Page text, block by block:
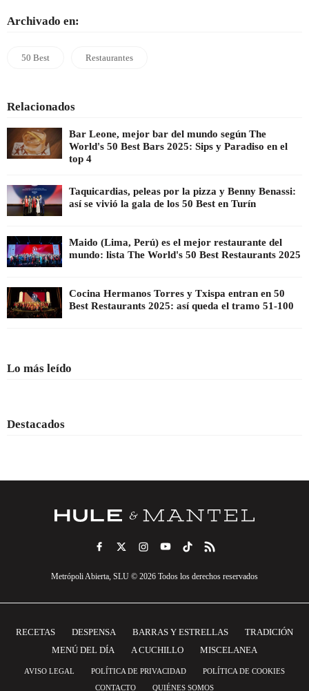
Archivado en:
50 Best Restaurantes
Relacionados
Bar Leone, mejor bar del mundo según The
World's 50 Best Bars 2025: Sips y Paradiso en el
top 4
Taquicardias, peleas por la pizza y Benny Benassi:
así se vivió la gala de los 50 Best en Turín
Maido (Lima, Perú) es el mejor restaurante del
mundo: lista The World's 50 Best Restaurants 2025
Cocina Hermanos Torres y Txispa entran en 50
Best Restaurants 2025: así queda el tramo 51-100
Lo más leído
Destacados
Metrópoli Abierta, SLU © 2026 Todos los derechos reservados
RECETAS DESPENSA BARRAS Y ESTRELLAS
TRADICIÓN
MENÚ DEL DÍA
A CUCHILLO MISCELANEA
AVISO LEGAL POLÍTICA DE PRIVACIDAD
POLÍTICA DE COOKIES
CONTACTO
QUIÉNES SOMOS